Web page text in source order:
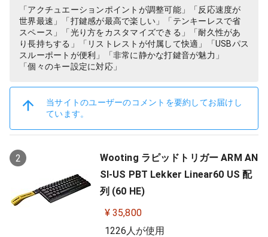
「アクチュエーションポイントが調整可能」「反応速度が
世界最速」「打鍵感が最高で楽しい」「テンキーレスで省
スペース」「光り方をカスタマイズできる」「耐久性があ
り長持ちする」「リストレストが付属して快適」「USBパス
スルーポートが便利」「非常に静かな打鍵音が魅力」
「個々のキー設定に対応」
当サイトのユーザーのコメントを要約してお届けし
ています。
2
Wooting ラピッドトリガー ARM AN
SI-US PBT Lekker Linear60 US 配
列 (60 HE)
¥ 35,800
1226人が使用